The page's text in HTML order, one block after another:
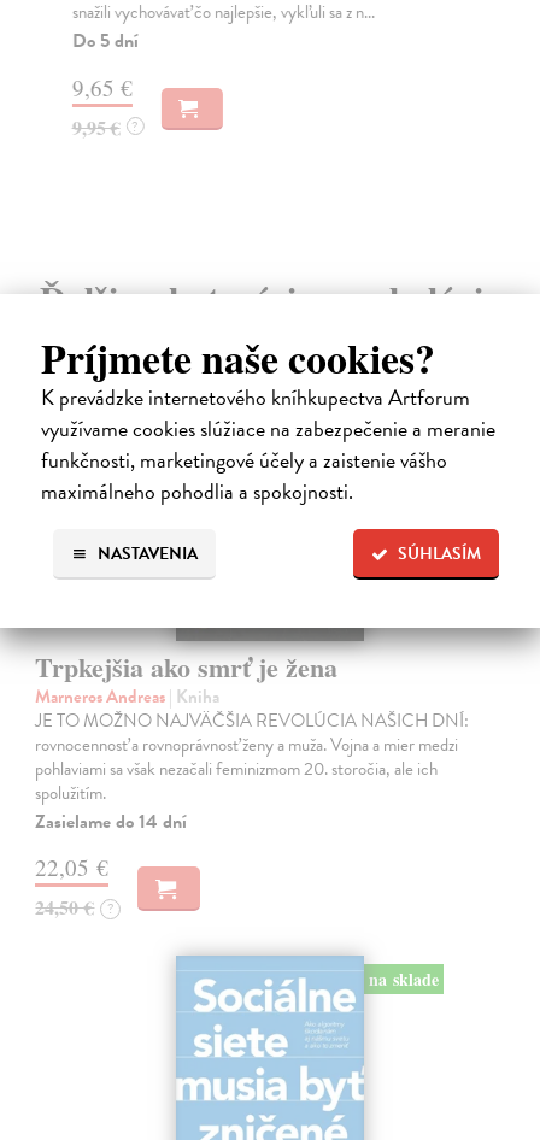
Príjmete naše cookies?
K prevádzke internetového kníhkupectva Artforum
využívame cookies slúžiace na zabezpečenie a meranie
funkčnosti, marketingové účely a zaistenie vášho
maximálneho pohodlia a spokojnosti.
SÚHLASÍM
NASTAVENIA
snažili vychovávať čo najlepšie, vykľuli sa z n...
Do 5 dní
9,65 €
9,95 € ?
Ďalšie z kategórie psychológia
Trpkejšia ako smrť je žena
Marneros Andreas| Kniha
JE TO MOŽNO NAJVÄČŠIA REVOLÚCIA NAŠICH DNÍ:
rovnocennosť a rovnoprávnosť ženy a muža. Vojna a mier medzi
pohlaviami sa však nezačali feminizmom 20. storočia, ale ich
spolužitím.
Zasielame do 14 dní
22,05 €
24,50 € ?
na sklade